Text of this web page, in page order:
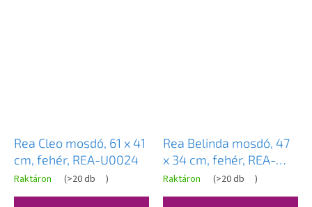
Rea Cleo mosdó, 61 x 41
cm, fehér, REA-U0024
Raktáron (>20 db )
Rea Belinda mosdó, 47
x 34 cm, fehér, REA-
U6521
Raktáron (>20 db )